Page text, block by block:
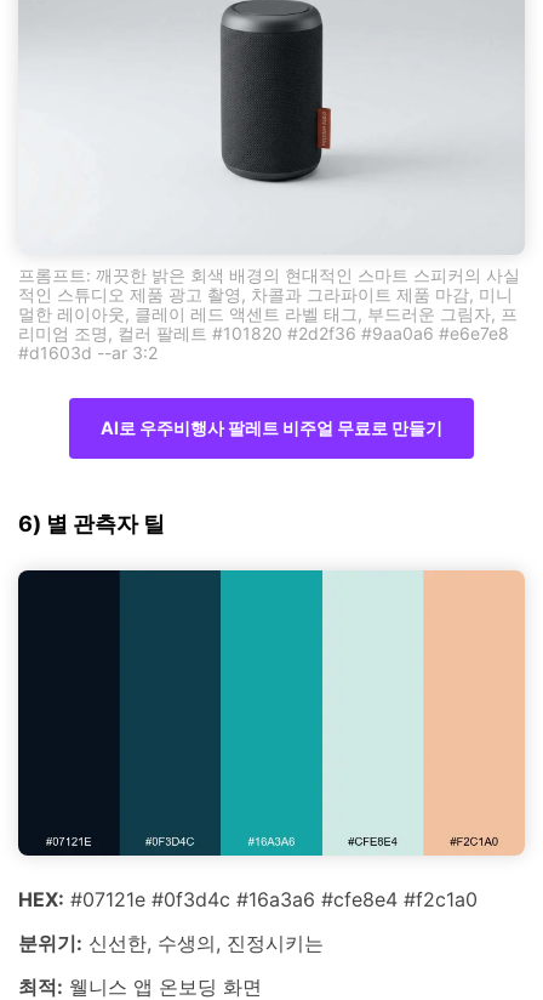
프롬프트: 깨끗한 밝은 회색 배경의 현대적인 스마트 스피커의 사실
적인 스튜디오 제품 광고 촬영, 차콜과 그라파이트 제품 마감, 미니
멀한 레이아웃, 클레이 레드 액센트 라벨 태그, 부드러운 그림자, 프
리미엄 조명, 컬러 팔레트 #101820 #2d2f36 #9aa0a6 #e6e7e8
#d1603d --ar 3:2
AI로 우주비행사 팔레트 비주얼 무료로 만들기
6) 별 관측자 틸
HEX: #07121e #0f3d4c #16a3a6 #cfe8e4 #f2c1a0
분위기: 신선한, 수생의, 진정시키는
최적: 웰니스 앱 온보딩 화면